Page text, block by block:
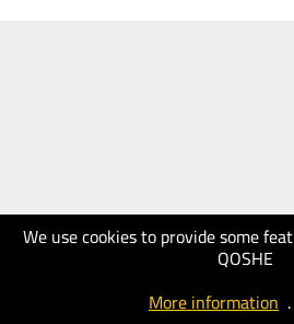
We use cookies to provide some
QOSHE
More information .